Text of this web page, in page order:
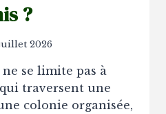
?
2026
se limite pas à
traversent une
colonie organisée,